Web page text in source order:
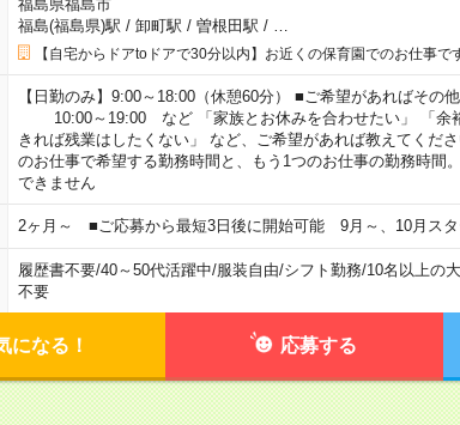
福島県福島市
福島(福島県)駅 / 卸町駅 / 曽根田駅 /
【自宅からドアtoドアで30分以内】お近くの保育園でのお仕事で
【日勤のみ】9:00～18:00（休憩60分） ■ご希望があればその
10:00～19:00 など 「家族とお休みを合わせたい」 「余
きれば残業はしたくない」 など、ご希望があれば教えてくだ
のお仕事で希望する勤務時間と、もう1つのお仕事の勤務時間
できません
2ヶ月～ ■ご応募から最短3日後に開始可能 9月～、10月スタ
履歴書不要/40～50代活躍中/服装自由/シフト勤務/10名以上の
不要
になる！ 応募する